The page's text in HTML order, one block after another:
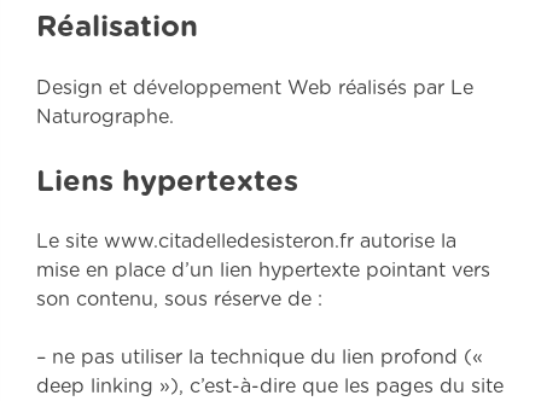
Réalisation
Design et développement Web réalisés par Le
Naturographe.
Liens hypertextes
Le site www.citadelledesisteron.fr autorise la
mise en place d’un lien hypertexte pointant vers
son contenu, sous réserve de :
– ne pas utiliser la technique du lien profond («
deep linking »), c’est-à-dire que les pages du site